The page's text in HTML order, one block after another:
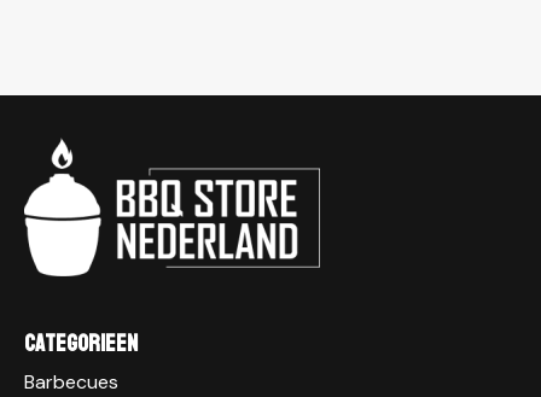
Categorieen
Barbecues